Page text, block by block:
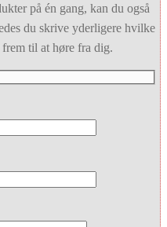
på én gang, kan du også
du skrive yderligere hvilke
til at høre fra dig.